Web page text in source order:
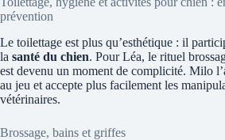
prévention
Le toilettage est plus qu’esthétique : il
la santé du chien. Pour Léa, le rituel
est devenu un moment de complicité. Milo
au jeu et accepte plus facilement les
vétérinaires.
Brossage, bains et griffes